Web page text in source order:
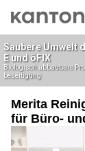
Merita
für Büro-